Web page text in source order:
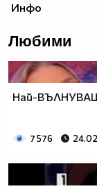
Инфо
Любими
Най-
7 576